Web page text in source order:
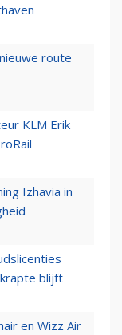
route
KLM Erik
Izhavia in
blijft
en Wizz Air